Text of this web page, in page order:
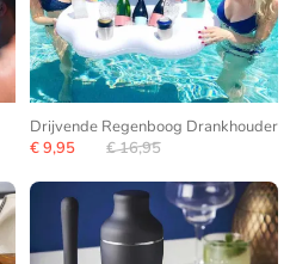
Drijvende Regenboog Drankhouder
€ 9,95
€ 16,95